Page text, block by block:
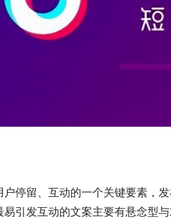
停留、互动的一个关键要素，
引发互动的文案主要有悬念型